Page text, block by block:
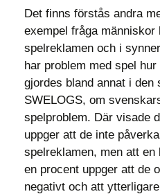
Det finns förstås andra
exempel fråga
spelreklamen och i
har problem med spel
gjordes bland annat i den
SWELOGS, om
spelproblem. Där visade
uppger att de inte
spelreklamen, men att en
en procent uppger att de
negativt och att